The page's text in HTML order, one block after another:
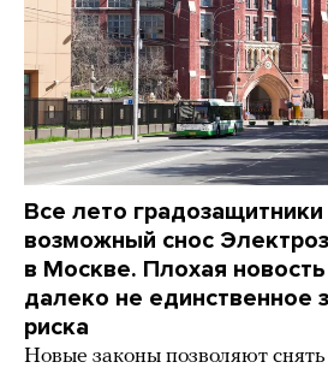
Все лето
возможный снос
в Москве. Плохая
далеко не единственное
риска
Новые законы позволяют